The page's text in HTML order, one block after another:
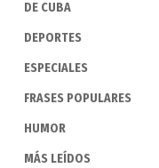
DE CUBA
DEPORTES
ESPECIALES
FRASES POPULARES
HUMOR
MÁS LEÍDOS